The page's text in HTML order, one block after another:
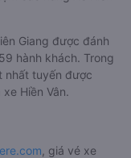
Giang được đánh
hành khách. Trong
nhất tuyến được
Hiền Vân.
, giá vé xe